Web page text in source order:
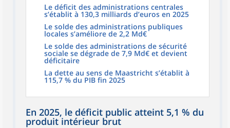
Le déficit des administrations centrales
s’établit à 130,3 milliards d’euros en 2025
Le solde des administrations publiques
locales s’améliore de 2,2 Md€
Le solde des administrations de sécurité
sociale se dégrade de 7,9 Md€ et devient
déficitaire
La dette au sens de Maastricht s’établit à
115,7 % du PIB fin 2025
En 2025, le déficit public atteint 5,1 % du
produit intérieur brut